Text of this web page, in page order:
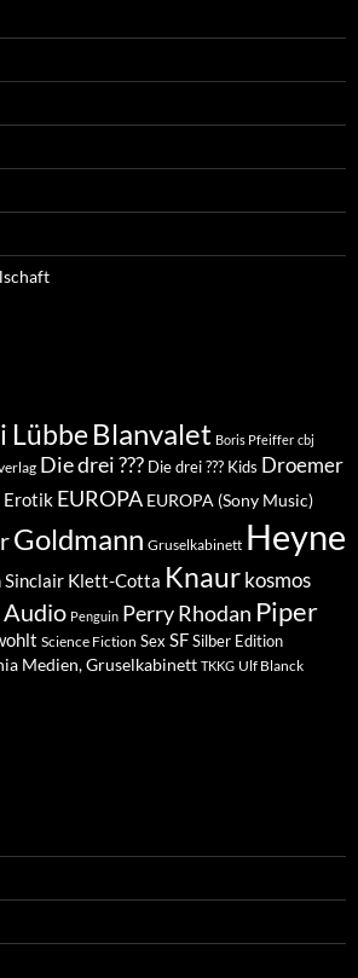
Lübbe Blanvalet Boris Pfeiffer cbj
Die drei ??? Die drei ??? Kids Droemer
Erotik EUROPA EUROPA (Sony Music)
Goldmann Gruselkabinett Heyne
Sinclair Klett-Cotta Knaur kosmos
Audio Penguin Perry Rhodan Piper
Science Fiction Sex SFSilber Edition
Medien, Gruselkabinett TKKG Ulf Blanck